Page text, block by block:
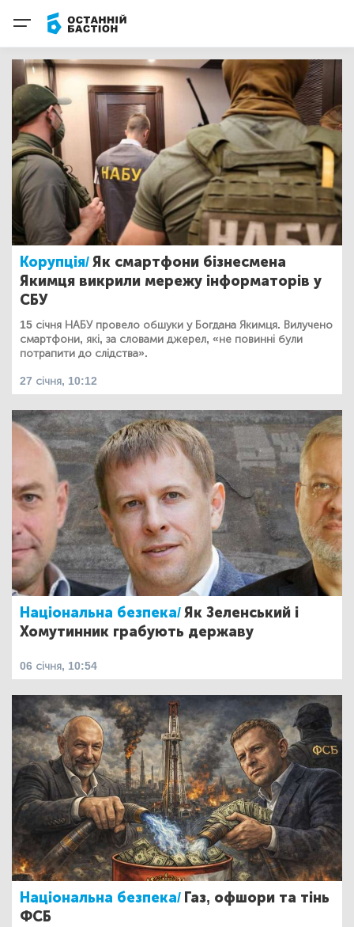
Корупція/Як смартфони бізнесмена
Якимця викрили мережу інформаторів у
СБУ
15 січня НАБУ провело обшуки у Богдана Якимця. Вилучено
смартфони, які, за словами джерел, «не повинні були
потрапити до слідства».
27 січня, 10:12
Національна безпека/Як Зеленський і
Хомутинник грабують державу
06 січня, 10:54
Національна безпека/ Газ, офшори та тінь
ФСБ